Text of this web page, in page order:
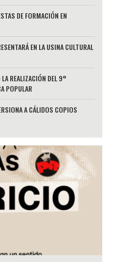
DE FORMACIÓN EN
EN LA USINA CULTURAL
REALIZACIÓN DEL 9°
POPULAR
A CÁLIDOS COPIOS